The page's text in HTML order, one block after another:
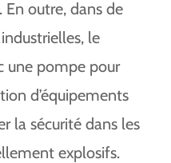
outre, dans de
le
une pompe pour
d’équipements
la sécurité dans les
explosifs.